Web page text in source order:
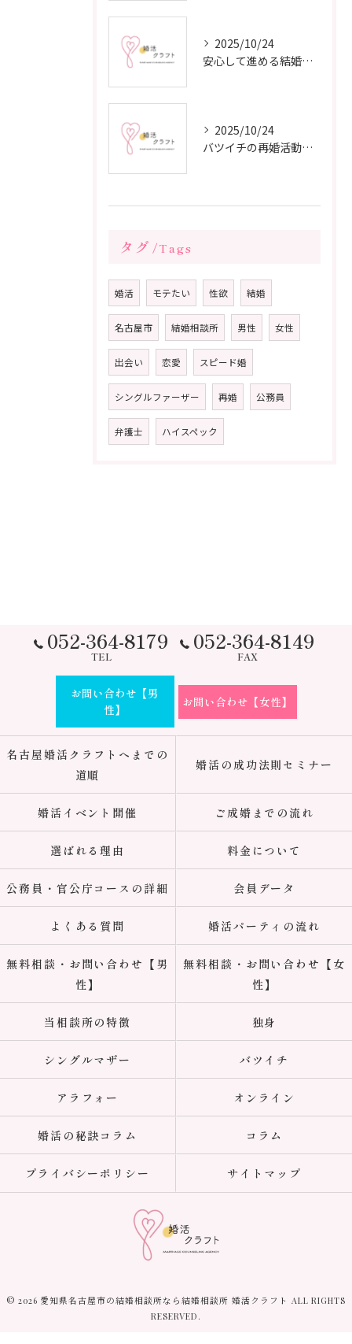
2025/10/24
安心して進める結婚相談所の利用法
2025/10/24
バツイチの再婚活動に成功するための戦略
タグ Tags
婚活 モテたい 性欲 結婚
名古屋市 結婚相談所 男性 女性
出会い 恋愛 スピード婚
シングルファーザー 再婚 公務員
弁護士 ハイスペック
052-364-8179
TEL
052-364-8149
FAX
お問い合わせ【男
性】
お問い合わせ【女性】
名古屋婚活クラフトへまでの
道順
婚活の成功法則セミナー
婚活イベント開催 ご成婚までの流れ
選ばれる理由 料金について
公務員・官公庁コースの詳細 会員データ
よくある質問 婚活パーティの流れ
無料相談・お問い合わせ【男
性】
無料相談・お問い合わせ【女
性】
当相談所の特徴 独身
シングルマザー バツイチ
アラフォー オンライン
婚活の秘訣コラム コラム
プライバシーポリシー サイトマップ
© 2026 愛知県名古屋市の結婚相談所なら結婚相談所 婚活クラフト ALL RIGHTS
RESERVED.